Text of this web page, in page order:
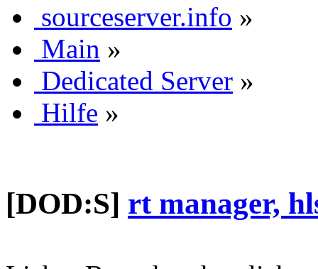
sourceserver.info »
Main »
Dedicated Server »
Hilfe »
[DOD:S] rt manager,